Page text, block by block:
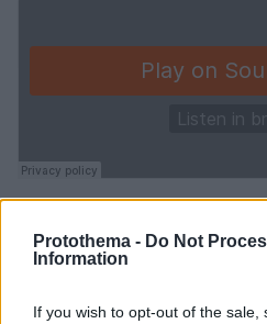
Protothema - Do Not
Information
If you wish to opt-out of the
Λεπτομέρεια: πολλά